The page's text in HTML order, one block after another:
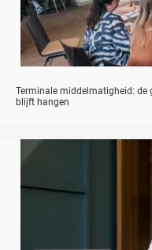
Terminale middelmatigheid: de
blijft hangen